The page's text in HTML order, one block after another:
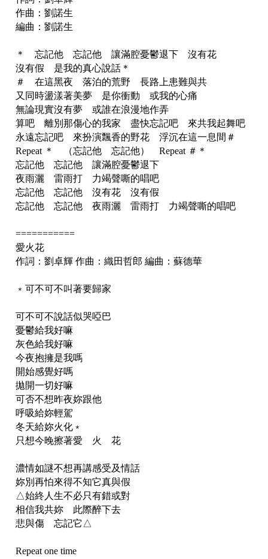
作曲：劉諾生
編曲：劉諾生
＊ 忘記他 忘記他 讓滿腔憂鬱退下 沒有花
沒有假 是我的真心說話＊
＃ 在這黑夜 落泊的荒野 長路上患難與共
又同時盪漾著美夢 是你衝動 或我的心痛
無論現實沒有夢 或誰在浪漫地作弄
算吧 離別那傷心的我家 盡快忘記吧 來共我起舞吧
永遠忘記吧 來扮演飄香的野花 浮沉在這一息間＃
Repeat ＊ （忘記他 忘記他） Repeat ＃＊
忘記他 忘記他 讓滿腔憂鬱退下
夜雨灑 雷雨打 力竭聲嘶的唱吧
忘記他 忘記他 沒有花 沒有假
忘記他 忘記他 夜雨灑 雷雨打 力竭聲嘶的唱吧
===========
愛火花
作詞：劉卓輝 作曲：織田哲郎 編曲：蘇德華
﹡可不可不叫著要歸家
可不可不說話似哭啞巴
憂鬱給我好嘛
灰色給我好嘛
今夜抱擁是我嗎
開始感覺好嗎
拋開一切好嘛
可否不想昨夜妳跟他
呼吸給妳輕駕
冬天給妳火化﹡
只想今晚擦著愛 火 花
濃情如謎不想再講感受及情話
妳別再怕來得不知它真與假
△始終人生不必只有錯或對
相信我共妳 此際醉下去
悲與傷 忘記它△
Repeat one time